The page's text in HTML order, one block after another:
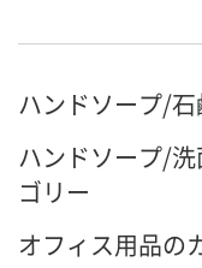
ハンドソープ/
ハンドソープ/
ゴリー
オフィス用品の